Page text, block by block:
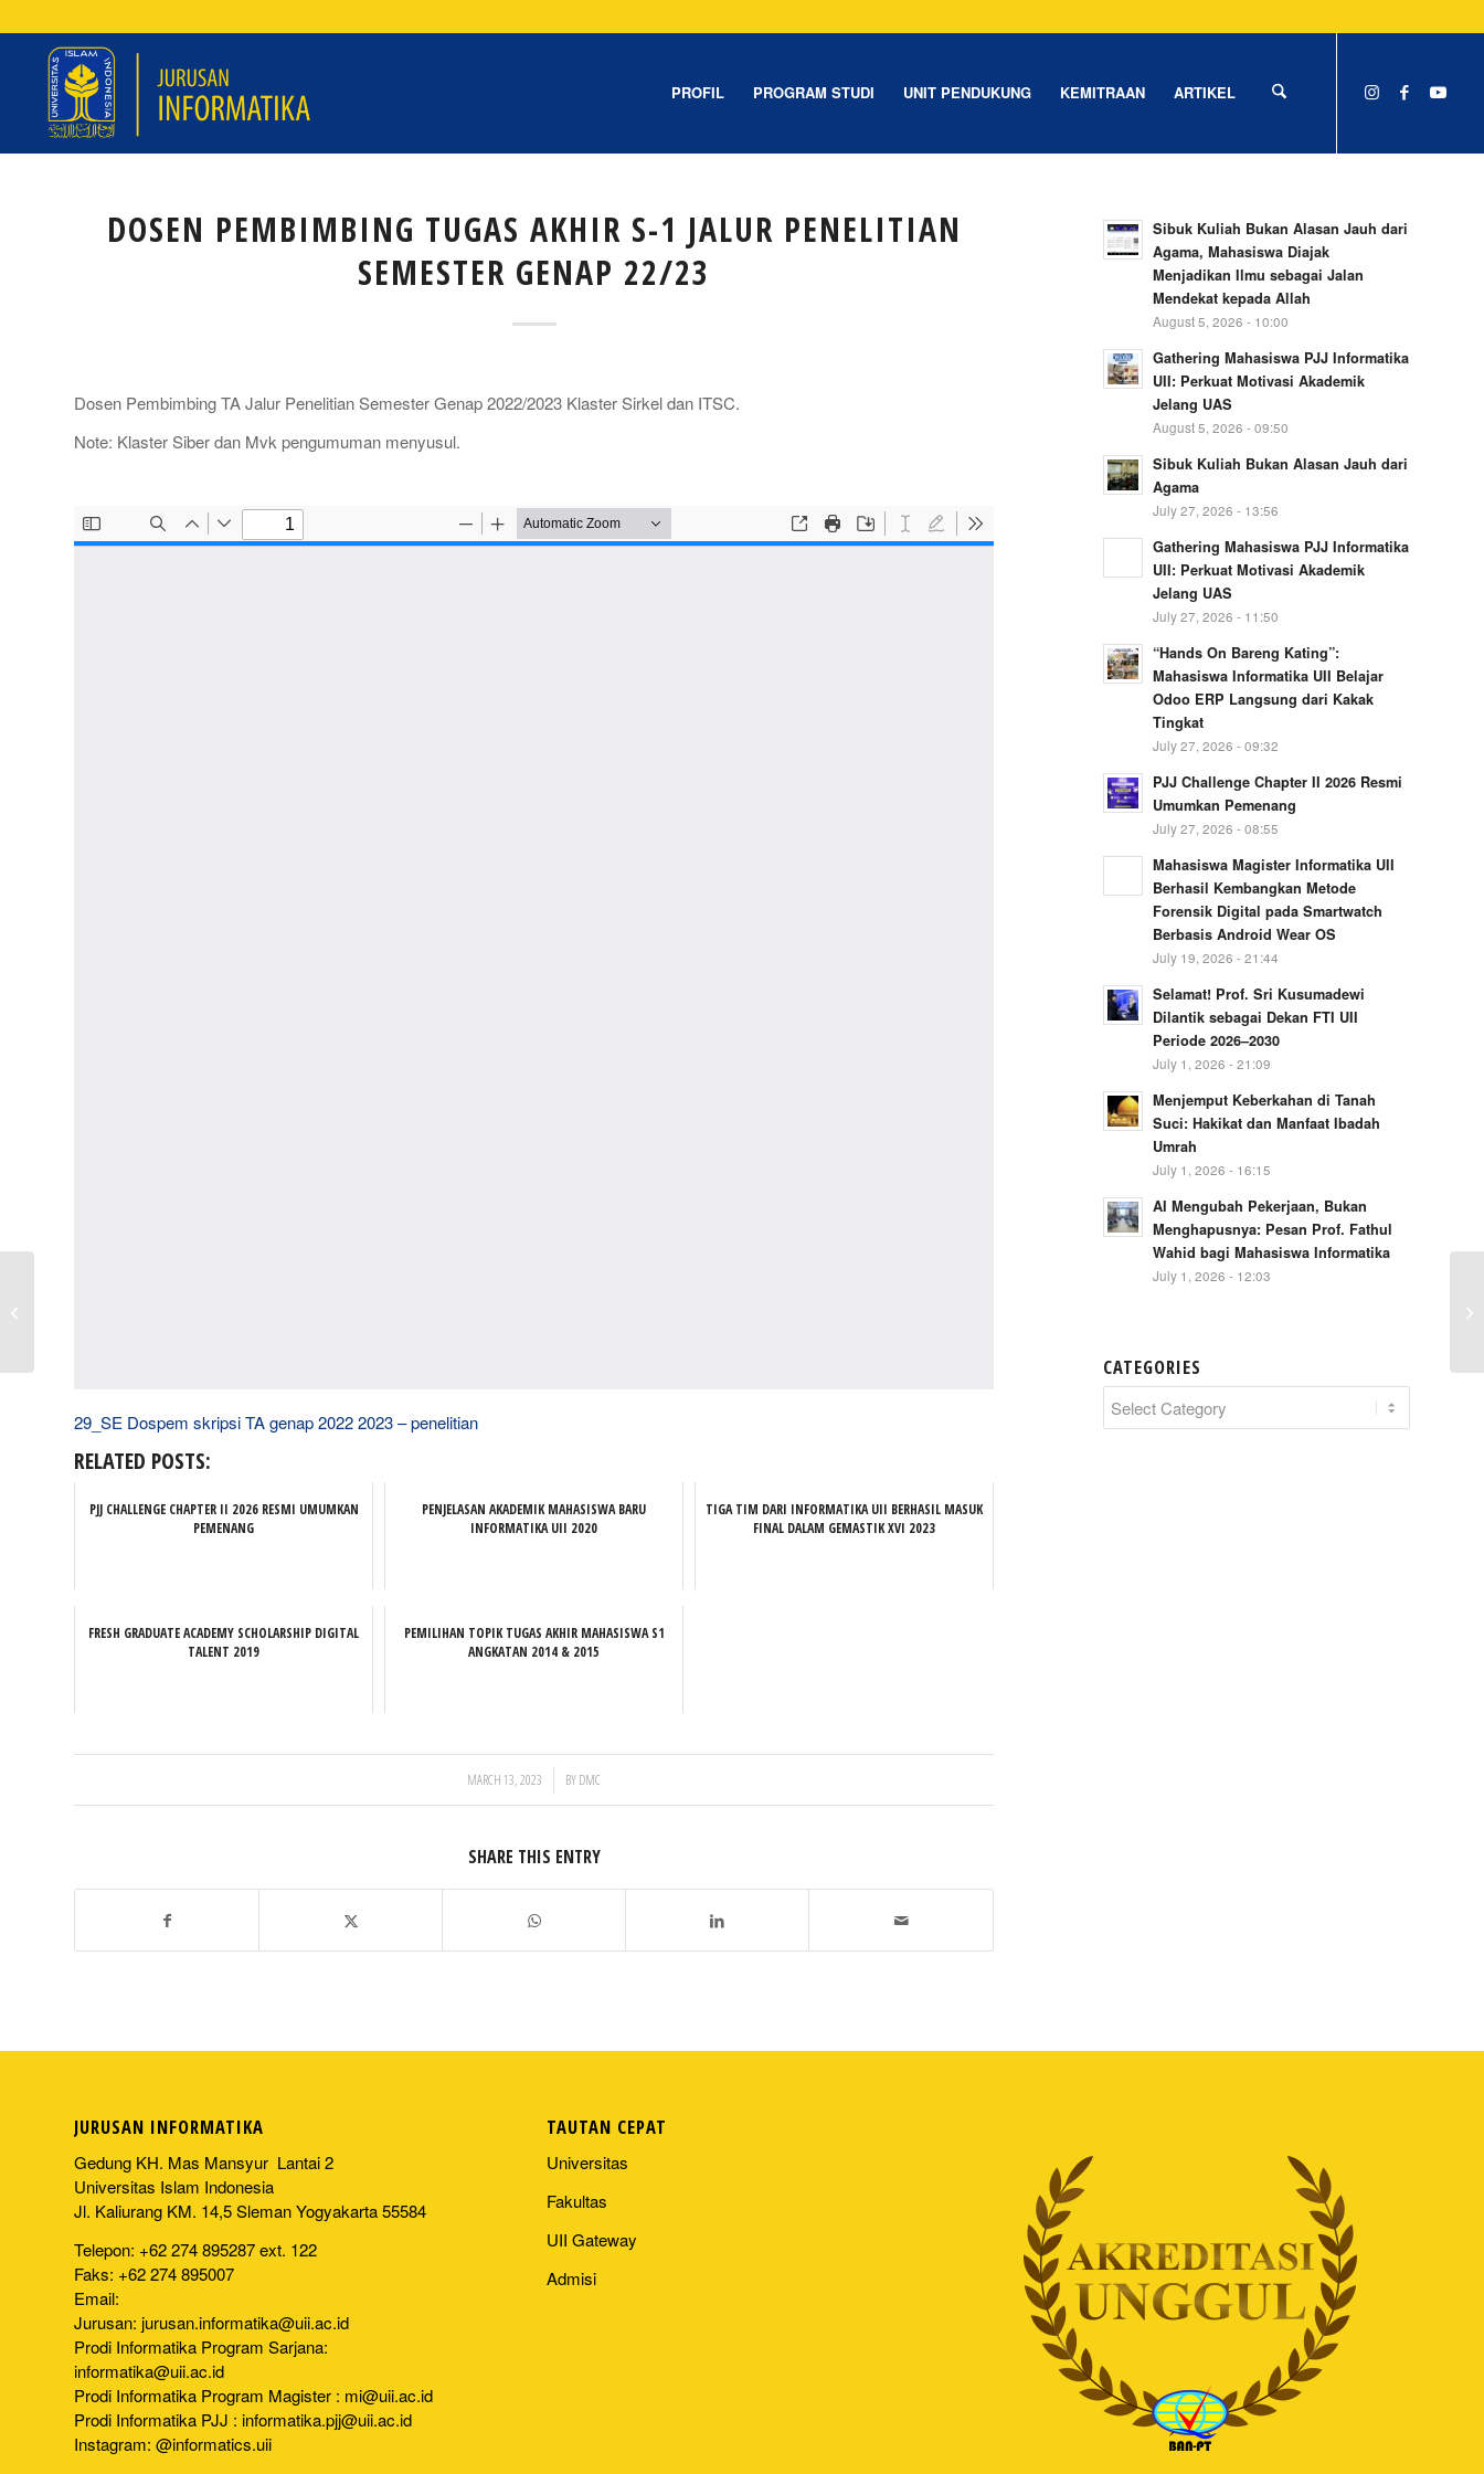
PROFIL PROGRAM STUDI UNIT PENDUKUNG KEMITRAAN ARTIKEL
DOSEN PEMBIMBING TUGAS AKHIR S-1 JALUR PENELITIAN
SEMESTER GENAP 22/23
Dosen Pembimbing TA Jalur Penelitian Semester Genap 2022/2023 Klaster Sirkel dan ITSC.
Note: Klaster Siber dan Mvk pengumuman menyusul.
29_SE Dospem skripsi TA genap 2022 2023 – penelitian
RELATED POSTS:
PJJ CHALLENGE CHAPTER II 2026 RESMI UMUMKAN
PEMENANG
PENJELASAN AKADEMIK MAHASISWA BARU
INFORMATIKA UII 2020
TIGA TIM DARI INFORMATIKA UII BERHASIL MASUK
FINAL DALAM GEMASTIK XVI 2023
FRESH GRADUATE ACADEMY SCHOLARSHIP DIGITAL
TALENT 2019
PEMILIHAN TOPIK TUGAS AKHIR MAHASISWA S1
ANGKATAN 2014 & 2015
MARCH 13, 2023
/ BYDMC
SHARE THIS ENTRY
Sibuk Kuliah Bukan Alasan Jauh dari
Agama, Mahasiswa Diajak
Menjadikan Ilmu sebagai Jalan
Mendekat kepada Allah
August 5, 2026 - 10:00
Gathering Mahasiswa PJJ Informatika
UII: Perkuat Motivasi Akademik
Jelang UAS
August 5, 2026 - 09:50
Sibuk Kuliah Bukan Alasan Jauh dari
Agama
July 27, 2026 - 13:56
Gathering Mahasiswa PJJ Informatika
UII: Perkuat Motivasi Akademik
Jelang UAS
July 27, 2026 - 11:50
“Hands On Bareng Kating”:
Mahasiswa Informatika UII Belajar
Odoo ERP Langsung dari Kakak
Tingkat
July 27, 2026 - 09:32
PJJ Challenge Chapter II 2026 Resmi
Umumkan Pemenang
July 27, 2026 - 08:55
Mahasiswa Magister Informatika UII
Berhasil Kembangkan Metode
Forensik Digital pada Smartwatch
Berbasis Android Wear OS
July 19, 2026 - 21:44
Selamat! Prof. Sri Kusumadewi
Dilantik sebagai Dekan FTI UII
Periode 2026–2030
July 1, 2026 - 21:09
Menjemput Keberkahan di Tanah
Suci: Hakikat dan Manfaat Ibadah
Umrah
July 1, 2026 - 16:15
AI Mengubah Pekerjaan, Bukan
Menghapusnya: Pesan Prof. Fathul
Wahid bagi Mahasiswa Informatika
July 1, 2026 - 12:03
CATEGORIES
Categories
JURUSAN INFORMATIKA
Gedung KH. Mas Mansyur Lantai 2
Universitas Islam Indonesia
Jl. Kaliurang KM. 14,5 Sleman Yogyakarta 55584
Telepon: +62 274 895287 ext. 122
Faks: +62 274 895007
Email:
Jurusan: jurusan.informatika@uii.ac.id
Prodi Informatika Program Sarjana:
informatika@uii.ac.id
Prodi Informatika Program Magister : mi@uii.ac.id
Prodi Informatika PJJ : informatika.pjj@uii.ac.id
Instagram: @informatics.uii
TAUTAN CEPAT
Universitas
Fakultas
UII Gateway
Admisi